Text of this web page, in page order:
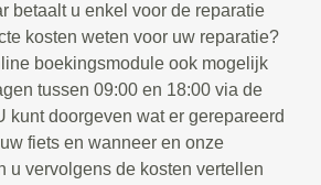
betaalt u enkel voor de reparatie
kosten weten voor uw reparatie?
boekingsmodule ook mogelijk
tussen 09:00 en 18:00 via de
kunt doorgeven wat er gerepareerd
fiets en wanneer en onze
u vervolgens de kosten vertellen